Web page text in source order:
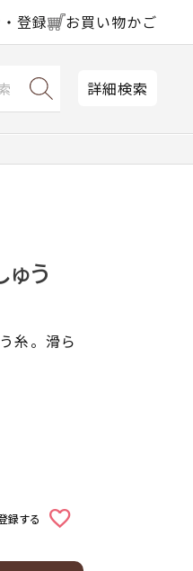
登録 お買い物かご
詳細検索
ゅう
糸。滑ら
録する